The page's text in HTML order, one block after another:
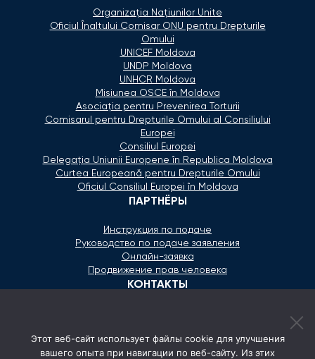
Organizaţia Naţiunilor Unite
Oficiul Înaltului Comisar ONU pentru Drepturile
Omului
UNICEF Moldova
UNDP Moldova
UNHCR Moldova
Misiunea OSCE în Moldova
Asociaţia pentru Prevenirea Torturii
Comisarul pentru Drepturile Omului al Consiliului
Europei
Consiliul Europei
Delegaţia Uniunii Europene în Republica Moldova
Curtea Europeană pentru Drepturile Omului
Oficiul Consiliul Europei în Moldova
ПАРТНЁРЫ
Инструкция по подаче
Руководство по подаче заявления
Онлайн-заявка
Продвижение прав человека
КОНТАКТЫ
secretariat@ombudsman.md
Этот веб-сайт использует файлы cookie для улучшения
вашего опыта при навигации по веб-сайту. Из этих